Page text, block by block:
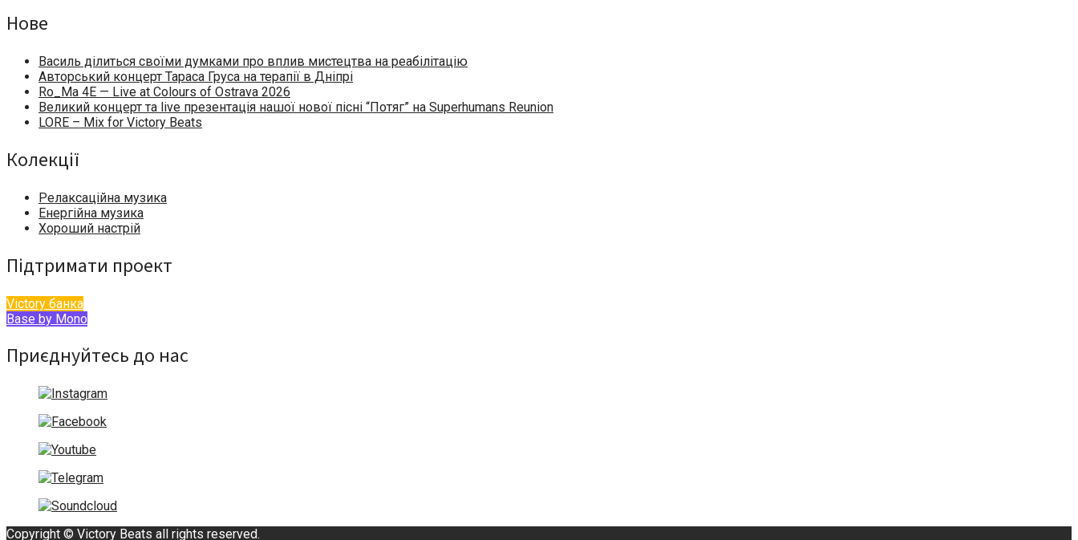
Нове
Василь ділиться своїми думками про вплив мистецтва на реабілітацію
Авторський концерт Тараса Груса на терапії в Дніпрі
Ro_Ma 4E — Live at Colours of Ostrava 2026
Великий концерт та live презентація нашої нової пісні “Потяг” на Superhumans Reunion
LORE – Mix for Victory Beats
Колекції
Релаксаційна музика
Енергійна музика
Хороший настрій
Підтримати проект
Victory банка
Base by Mono
Приєднуйтесь до нас
Copyright © Victory Beats all rights reserved.